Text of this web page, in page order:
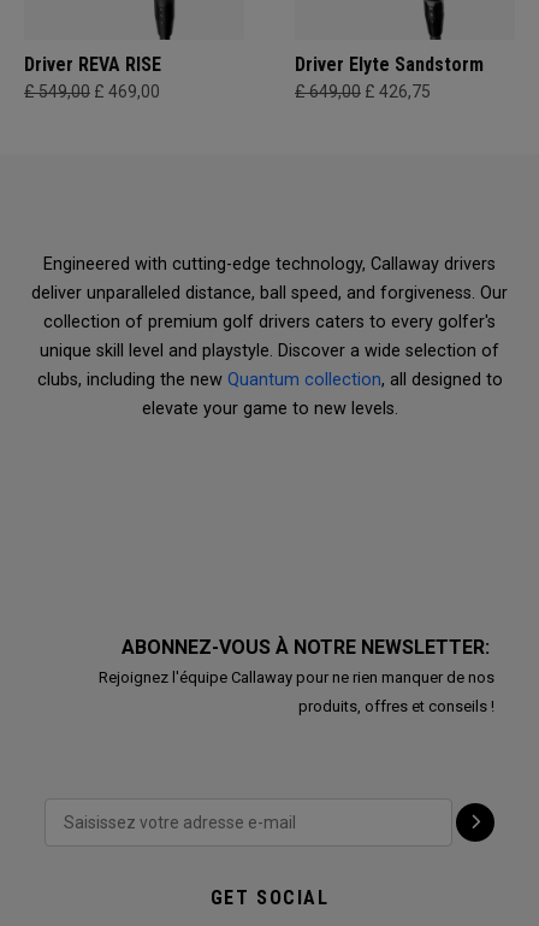
Driver REVA RISE
£ 549,00 £ 469,00
Driver Elyte Sandstorm
£ 649,00 £ 426,75
Engineered with cutting-edge technology, Callaway drivers
deliver unparalleled distance, ball speed, and forgiveness. Our
collection of premium golf drivers caters to every golfer's
unique skill level and playstyle. Discover a wide selection of
clubs, including the new Quantum collection, all designed to
elevate your game to new levels.
ABONNEZ-VOUS À NOTRE NEWSLETTER:
Rejoignez l'équipe Callaway pour ne rien manquer de nos
produits, offres et conseils !
GET SOCIAL